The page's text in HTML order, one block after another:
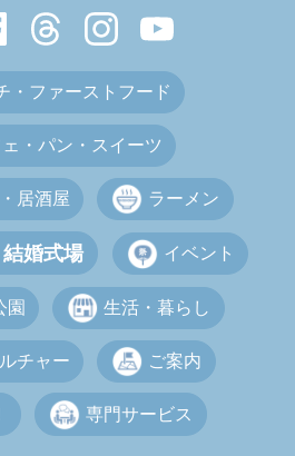
・ファーストフード
ェ・パン・スイーツ
居酒屋 ラーメン
婚式場 イベント
園 生活・暮らし
チャー ご案内
専門サービス